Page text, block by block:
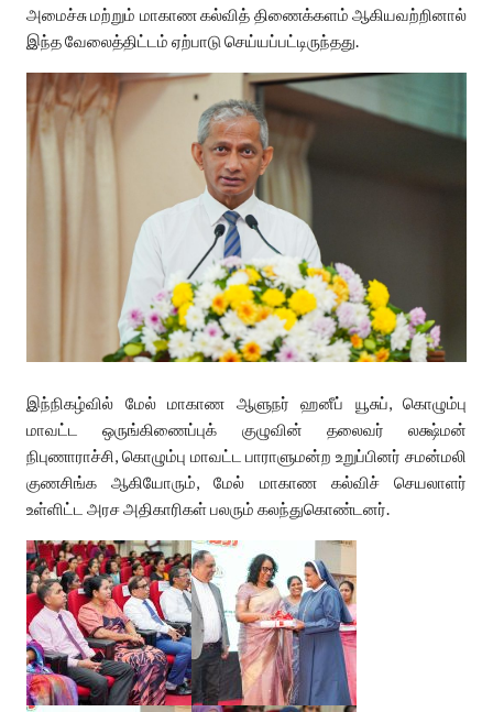
அமைச்சு மற்றும் மாகாண கல்வித் திணைக்களம் ஆகியவற்றினால்
இந்த வேலைத்திட்டம் ஏற்பாடு செய்யப்பட்டிருந்தது.
இந்நிகழ்வில் மேல் மாகாண ஆளுநர் ஹனீப் யூசுப், கொழும்பு
மாவட்ட ஒருங்கிணைப்புக் குழுவின் தலைவர் லக்ஷ்மன்
நிபுணாராச்சி, கொழும்பு மாவட்ட பாராளுமன்ற உறுப்பினர் சமன்மலி
குணசிங்க ஆகியோரும், மேல் மாகாண கல்விச் செயலாளர்
உள்ளிட்ட அரச அதிகாரிகள் பலரும் கலந்துகொண்டனர்.